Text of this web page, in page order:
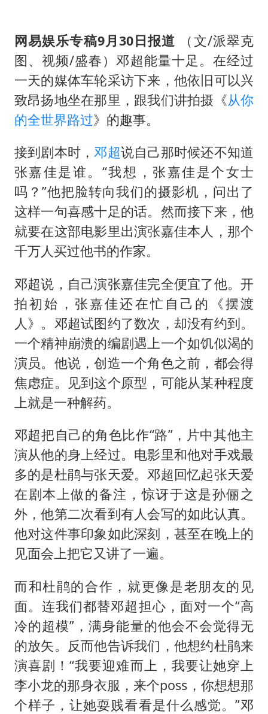
网易娱乐专稿9月30日报道 （文/派翠克
图、视频/盛春）邓超能量十足。在经过
一天的媒体车轮采访下来，他依旧可以兴
致昂扬地坐在那里，跟我们讲拍摄《从你
的全世界路过》的趣事。
接到剧本时，邓超说自己那时候还不知道
张嘉佳是谁。“我想，张嘉佳是个女士
吗？”他把脸转向我们的摄影机，问出了
这样一句喜感十足的话。然而接下来，他
就要在这部电影里出演张嘉佳本人，那个
千万人买过他书的作家。
邓超说，自己演张嘉佳完全便宜了他。开
拍初始，张嘉佳还在忙自己的《摆渡
人》。邓超试图约了数次，却没有约到。
一个精神崩溃的编剧遇上一个如饥似渴的
演员。他说，创造一个角色之前，都会得
焦虑症。见到这个原型，可能从某种程度
上就是一种解药。
邓超把自己的角色比作“路”，片中其他主
演从他的身上经过。电影里和他对手戏最
多的是杜鹃与张天爱。邓超回忆起张天爱
在剧本上做的备注，惊讶于这是孙俪之
外，他第二次看到有人会写的如此认真。
他对这件事印象如此深刻，甚至在晚上的
见面会上把它又讲了一遍。
而和杜鹃的合作，就更像是老朋友的见
面。连我们都替邓超担心，面对一个“高
冷的超模”，满身能量的他会不会觉得无
的放矢。反而他告诉我们，他想约杜鹃来
演喜剧！“我要迎难而上，我要让她穿上
李小龙的那身衣服，来个poss，你想想那
个样子，让她耍贱看看是什么感觉。”邓